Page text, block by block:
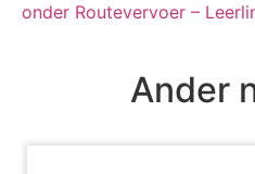
onder Routevervoer –
Ander